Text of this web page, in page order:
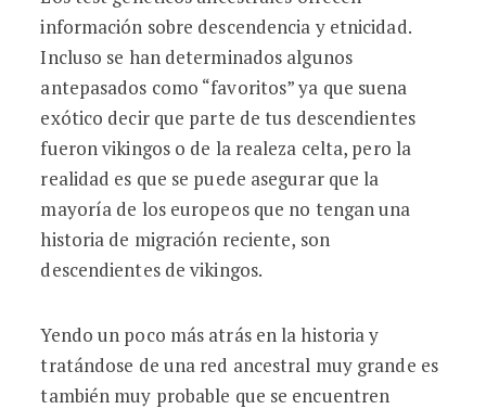
información sobre descendencia y etnicidad.
Incluso se han determinados algunos
antepasados como “favoritos” ya que suena
exótico decir que parte de tus descendientes
fueron vikingos o de la realeza celta, pero la
realidad es que se puede asegurar que la
mayoría de los europeos que no tengan una
historia de migración reciente, son
descendientes de vikingos.
Yendo un poco más atrás en la historia y
tratándose de una red ancestral muy grande es
también muy probable que se encuentren